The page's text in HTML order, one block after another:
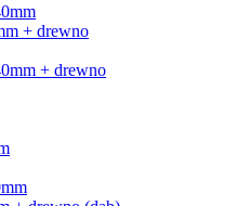
+ drewno
+ drewno